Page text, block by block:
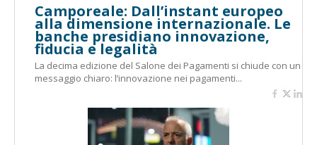
Camporeale: Dall’instant europeo
alla dimensione internazionale. Le
banche presidiano innovazione,
fiducia e legalità
La decima edizione del Salone dei Pagamenti si chiude con un
messaggio chiaro: l’innovazione nei pagamenti...